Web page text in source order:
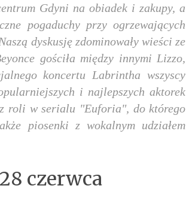
Gdyni na obiadek i zakupy, a
pogaduchy przy ogrzewających
dyskusję zdominowały wieści ze
gościła między innymi Lizzo,
koncertu Labrintha wszyscy
i najlepszych aktorek
z roli w serialu "Euforia", do którego
piosenki z wokalnym udziałem
czerwca